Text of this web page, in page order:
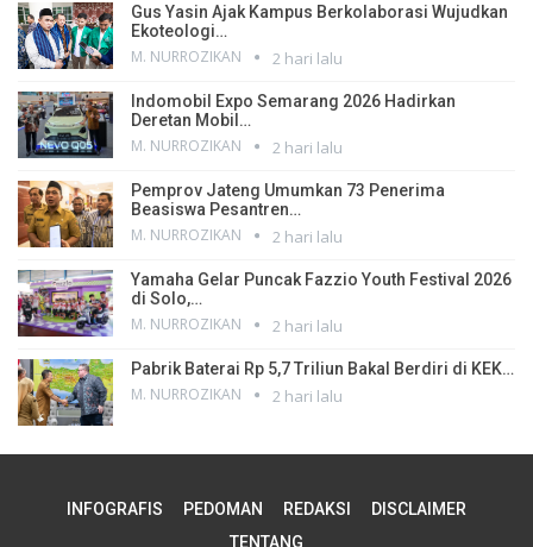
Gus Yasin Ajak Kampus Berkolaborasi Wujudkan
Ekoteologi…
M. NURROZIKAN 2 hari lalu
Indomobil Expo Semarang 2026 Hadirkan
Deretan Mobil…
M. NURROZIKAN 2 hari lalu
Pemprov Jateng Umumkan 73 Penerima
Beasiswa Pesantren…
M. NURROZIKAN 2 hari lalu
Yamaha Gelar Puncak Fazzio Youth Festival 2026
di Solo,…
M. NURROZIKAN 2 hari lalu
Pabrik Baterai Rp 5,7 Triliun Bakal Berdiri di KEK…
M. NURROZIKAN 2 hari lalu
INFOGRAFIS PEDOMAN REDAKSI
DISCLAIMER
TENTANG